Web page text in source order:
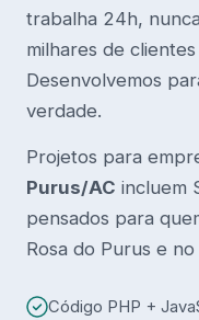
trabalha 24h,
milhares de
Desenvolvemos
verdade.
Projetos para
Purus/AC incluem
pensados para
Rosa do Purus e
Código PHP +